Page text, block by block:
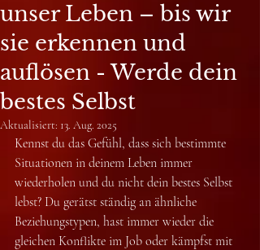
unser Leben – bis wir
sie erkennen und
auflösen - Werde dein
bestes Selbst
Aktualisiert: 13. Aug. 2025
Kennst du das Gefühl, dass sich bestimmte
Situationen in deinem Leben immer
wiederholen und du nicht dein bestes Selbst
lebst? Du gerätst ständig an ähnliche
Beziehungstypen, hast immer wieder die
gleichen Konflikte im Job oder kämpfst mit